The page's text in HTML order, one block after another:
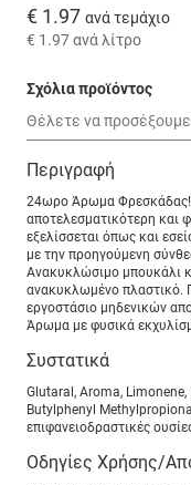
€ 1.97 ανά τεμάχιο
€ 1.97ανά λίτρο
Σχόλια προϊόντος
Περιγραφή
24ωρο Άρωμα Φρεσκάδας!
αποτελεσματικότερη και
εξελίσσεται όπως και
με την προηγούμενη
Ανακυκλώσιμο μπουκάλι
ανακυκλωμένο πλαστικό.
εργοστάσιο μηδενικών
Άρωμα με φυσικά
Συστατικά
Glutaral, Aroma,
Butylphenyl
επιφανειοδραστικές
Οδηγίες Χρήσης/